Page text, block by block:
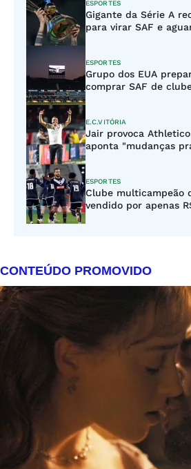
ESPORTES
Gigante da Série A
para virar SAF e
ESPORTES
Grupo dos EUA
comprar SAF de
E.C.VITÓRIA
Jair provoca
aponta "mudanças
ESPORTES
Clube multicampeão
vendido por apenas